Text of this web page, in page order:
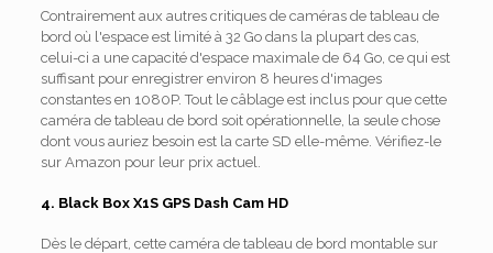
Contrairement aux autres critiques de caméras de tableau de
bord où l'espace est limité à 32 Go dans la plupart des cas,
celui-ci a une capacité d'espace maximale de 64 Go, ce qui est
suffisant pour enregistrer environ 8 heures d'images
constantes en 1080P. Tout le câblage est inclus pour que cette
caméra de tableau de bord soit opérationnelle, la seule chose
dont vous auriez besoin est la carte SD elle-même. Vérifiez-le
sur Amazon pour leur prix actuel.
4. Black Box X1S GPS Dash Cam HD
Dès le départ, cette caméra de tableau de bord montable sur